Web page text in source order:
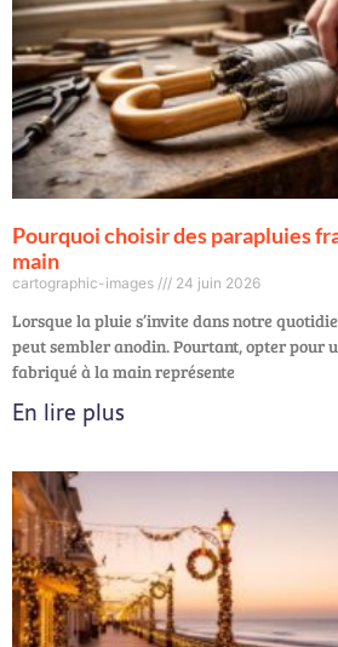
Pourquoi choisir des parapluies
main
cartographic-images 24 juin 2026
Lorsque la pluie s’invite dans notre
peut sembler anodin. Pourtant, opter pour
fabriqué à la main représente
En lire plus